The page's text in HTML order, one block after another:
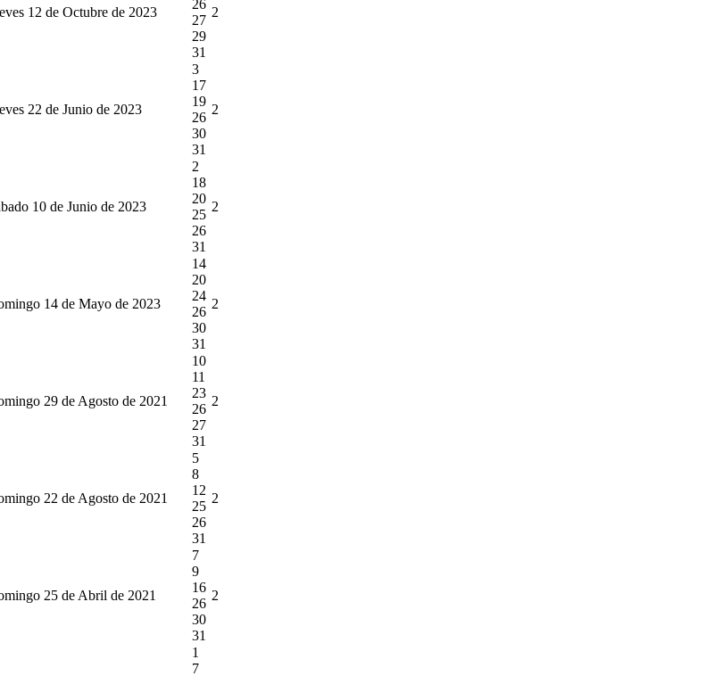
12 de Octubre de 2023
26
27
29
31
2
22 de Junio de 2023
3
17
19
26
30
31
2
10 de Junio de 2023
2
18
20
25
26
31
2
14 de Mayo de 2023
14
20
24
26
30
31
2
29 de Agosto de 2021
10
11
23
26
27
31
2
22 de Agosto de 2021
5
8
12
25
26
31
2
25 de Abril de 2021
7
9
16
26
30
31
2
1
7